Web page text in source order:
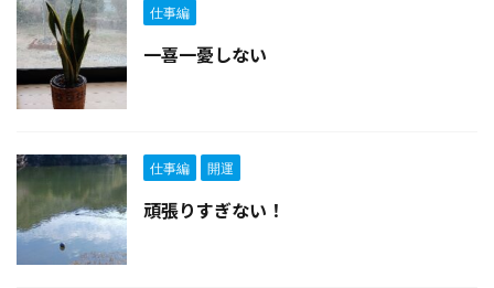
仕事編
一喜一憂しない
仕事編 開運
頑張りすぎない！